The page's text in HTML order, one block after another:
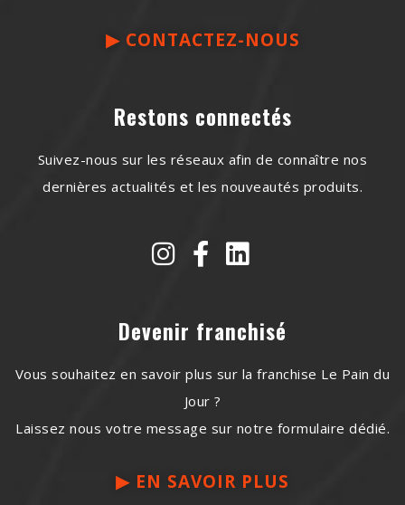
▶︎ CONTACTEZ-NOUS
Restons connectés
Suivez-nous sur les réseaux afin de connaître nos
dernières actualités et les nouveautés produits.
Devenir franchisé
Vous souhaitez en savoir plus sur la franchise Le Pain du
Jour ?
Laissez nous votre message sur notre formulaire dédié.
▶︎ EN SAVOIR PLUS